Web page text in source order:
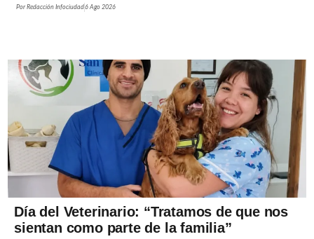
PorRedacción Infociudad6 Ago 2026
Día del Veterinario: “Tratamos de que nos
sientan como parte de la familia”